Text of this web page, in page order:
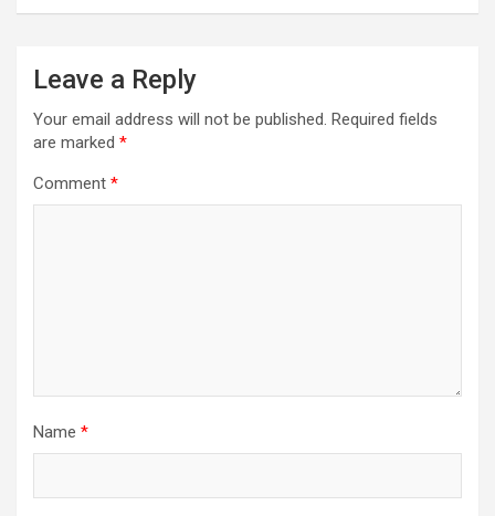
Leave a Reply
Your email address will not be published. Required fields
are marked *
Comment *
Name *